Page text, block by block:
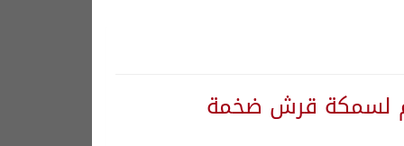
لسمكة قرش ضخمة